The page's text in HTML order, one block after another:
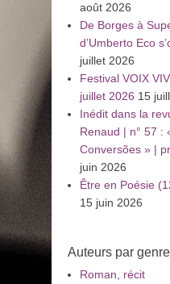
août 2026
De Borges à
d’Umberto Eco
juillet 2026
Festival VOIX
juillet 2026 15
Inédit dans la
Renaud | n° 57 :
Conversões » |
juin 2026
Être en Poésie
15 juin 2026
Auteurs par genre
Roman, récit